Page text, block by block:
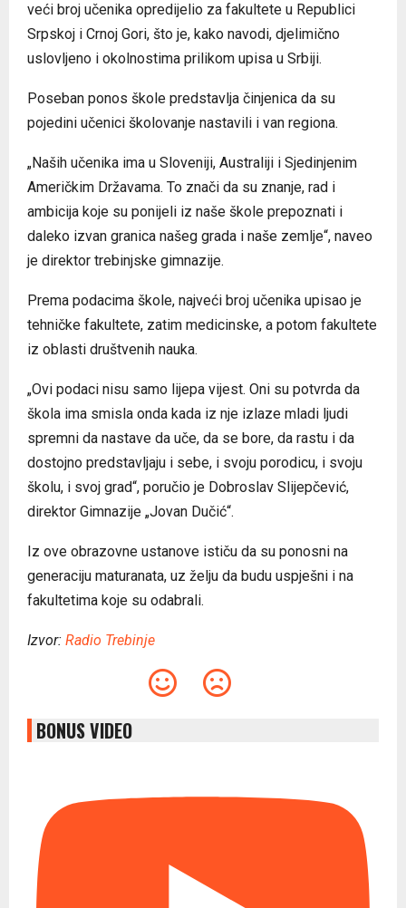
veći broj učenika opredijelio za fakultete u Republici
Srpskoj i Crnoj Gori, što je, kako navodi, djelimično
uslovljeno i okolnostima prilikom upisa u Srbiji.
Poseban ponos škole predstavlja činjenica da su
pojedini učenici školovanje nastavili i van regiona.
„Naših učenika ima u Sloveniji, Australiji i Sjedinjenim
Američkim Državama. To znači da su znanje, rad i
ambicija koje su ponijeli iz naše škole prepoznati i
daleko izvan granica našeg grada i naše zemlje“, naveo
je direktor trebinjske gimnazije.
Prema podacima škole, najveći broj učenika upisao je
tehničke fakultete, zatim medicinske, a potom fakultete
iz oblasti društvenih nauka.
„Ovi podaci nisu samo lijepa vijest. Oni su potvrda da
škola ima smisla onda kada iz nje izlaze mladi ljudi
spremni da nastave da uče, da se bore, da rastu i da
dostojno predstavljaju i sebe, i svoju porodicu, i svoju
školu, i svoj grad“, poručio je Dobroslav Slijepčević,
direktor Gimnazije „Jovan Dučić“.
Iz ove obrazovne ustanove ističu da su ponosni na
generaciju maturanata, uz želju da budu uspješni i na
fakultetima koje su odabrali.
Izvor: Radio Trebinje
BONUS VIDEO